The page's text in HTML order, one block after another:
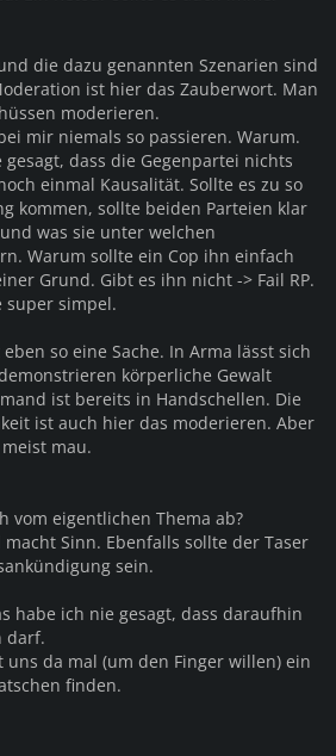
die dazu genannten Szenarien sind
ist hier das Zauberwort. Man
moderieren.
mir niemals so passieren. Warum.
dass die Gegenpartei nichts
einmal Kausalität. Sollte es zu so
kommen, sollte beiden Parteien klar
was sie unter welchen
Warum sollte ein Cop ihn einfach
Grund. Gibt es ihn nicht -> Fail RP.
super simpel.
so eine Sache. In Arma lässt sich
körperliche Gewalt
ist bereits in Handschellen. Die
ist auch hier das moderieren. Aber
mau.
vom eigentlichen Thema ab?
Sinn. Ebenfalls sollte der Taser
sein.
habe ich nie gesagt, dass daraufhin
darf.
uns da mal (um den Finger willen) ein
finden.